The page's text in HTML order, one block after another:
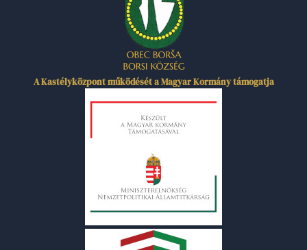
A Kastélyközpont működését a Magyar Kormány támogatja